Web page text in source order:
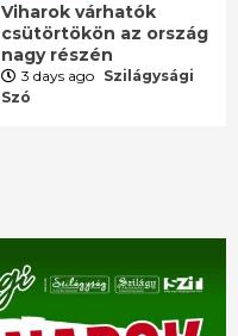
Viharok várhatók
csütörtökön az ország
nagy részén
3 days ago Szilágysági
Szó